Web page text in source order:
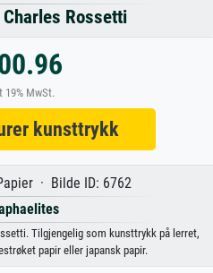
Rossetti
19% MwSt.
kunsttrykk
· Bilde ID: 6762
Tilgjengelig som kunsttrykk på lerret,
papir eller japansk papir.